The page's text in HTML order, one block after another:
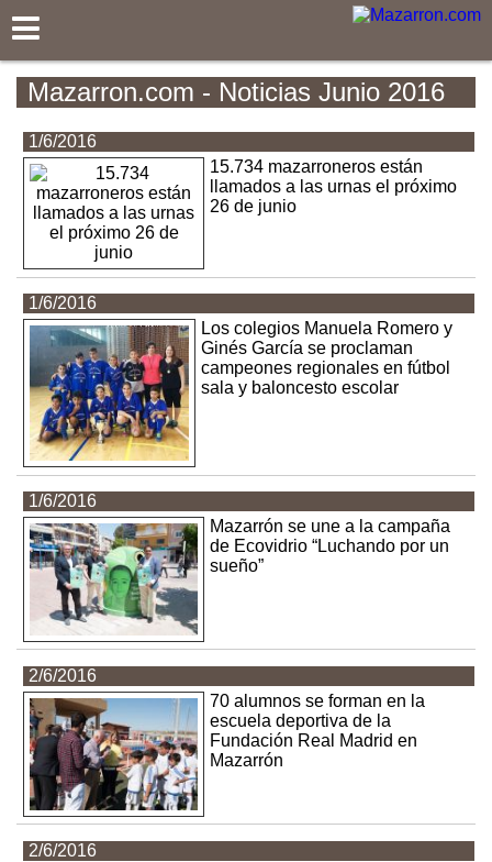
Mazarron.com - Noticias Junio 2016
1/6/2016
15.734 mazarroneros están
llamados a las urnas el próximo
26 de junio
1/6/2016
Los colegios Manuela Romero y
Ginés García se proclaman
campeones regionales en fútbol
sala y baloncesto escolar
1/6/2016
Mazarrón se une a la campaña
de Ecovidrio “Luchando por un
sueño”
2/6/2016
70 alumnos se forman en la
escuela deportiva de la
Fundación Real Madrid en
Mazarrón
2/6/2016